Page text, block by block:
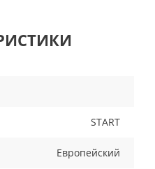
START
Европейский